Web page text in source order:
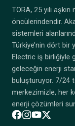
TORA, 25 yılı
öncülerindendir.
sistemleri
Türkiye’nin dört bir
Electric iş birliğiyle
geleceğin enerji
buluşturuyor. 7/24
merkezimizle, her
enerji çözümleri